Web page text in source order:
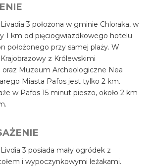
3 położona w gminie Chloraka, w
1 km od pięciogwiazdkowego hotelu
położonego przy samej plaży. W
z Królewskimi
oraz Muzeum Archeologiczne Nea
Miasta Pafos jest tylko 2 km.
w Pafos 15 minut pieszo, około 2 km
3 posiada mały ogródek z
i wypoczynkowymi leżakami.